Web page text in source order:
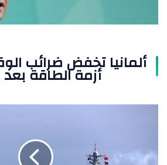
الحرب
ألمانيا تخفض ضرائب
أزمة الطاقة
يهدد